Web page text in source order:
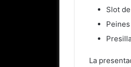
Slot
La